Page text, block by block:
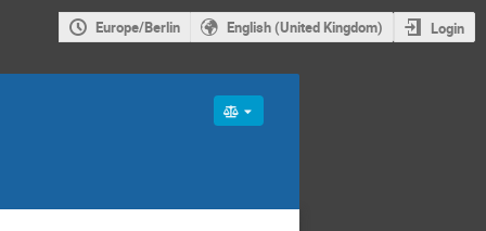
Europe/Berlin English (United Kingdom) Login